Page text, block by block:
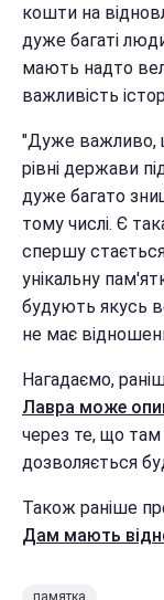
кошти на
дуже багаті
мають надто
важливість
"Дуже важливо,
рівні держави
дуже багато
тому числі. Є
спершу
унікальну
будують якусь
не має
Нагадаємо,
Лавра може
через те, що там
дозволяється
Також раніше
Дам мають
памятка